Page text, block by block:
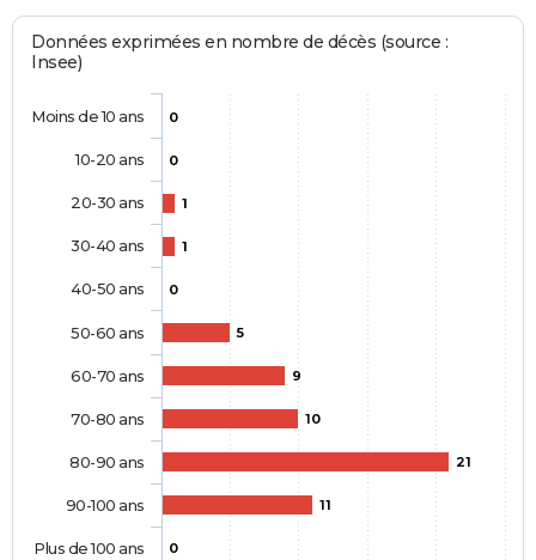
Données exprimées en nombre de décès (source :
Insee)
0
0
1
1
0
5
9
10
21
11
0
Moins de 10 ans
10-20 ans
20-30 ans
30-40 ans
40-50 ans
50-60 ans
60-70 ans
70-80 ans
80-90 ans
90-100 ans
Plus de 100 ans